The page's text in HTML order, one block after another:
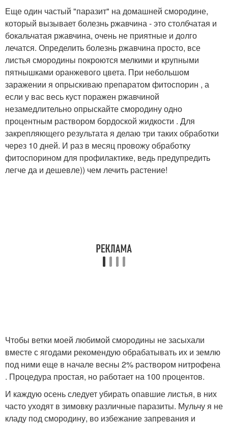
Еще один частый "паразит" на домашней смородине,
который вызывает болезнь ржавчина - это столбчатая и
бокальчатая ржавчина, очень не приятные и долго
лечатся. Определить болезнь ржавчина просто, все
листья смородины покроются мелкими и крупными
пятнышками оранжевого цвета. При небольшом
заражении я опрыскиваю препаратом фитоспорин , а
если у вас весь куст поражен ржавчиной
незамедлительно опрыскайте смородину одно
процентным раствором бордоской жидкости . Для
закрепляющего результата я делаю три таких обработки
через 10 дней. И раз в месяц провожу обработку
фитоспорином для профилактике, ведь предупредить
легче да и дешевле)) чем лечить растение!
Чтобы ветки моей любимой смородины не засыхали
вместе с ягодами рекомендую обрабатывать их и землю
под ними еще в начале весны 2% раствором нитрофена
. Процедура простая, но работает на 100 процентов.
И каждую осень следует убирать опавшие листья, в них
часто уходят в зимовку различные паразиты. Мульчу я не
кладу под смородину, во избежание запревания и